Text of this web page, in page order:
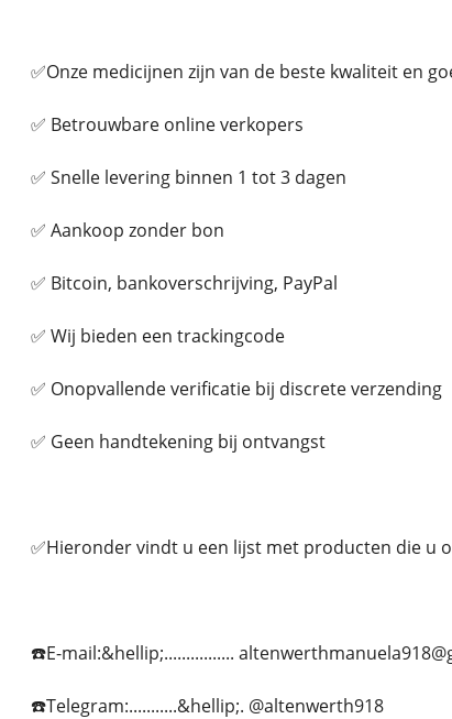
✅Onze medicijnen zijn van de beste kwaliteit en
✅ Betrouwbare online verkopers
✅ Snelle levering binnen 1 tot 3 dagen
✅ Aankoop zonder bon
✅ Bitcoin, bankoverschrijving, PayPal
✅ Wij bieden een trackingcode
✅ Onopvallende verificatie bij discrete verzending
✅ Geen handtekening bij ontvangst
✅Hieronder vindt u een lijst met producten die u
☎️E-mail:&hellip;................
☎️Telegram:...........&hellip;. @altenwerth918